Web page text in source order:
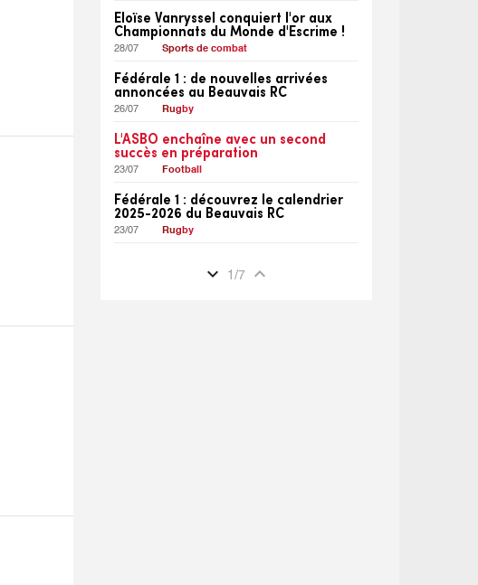
Eloïse Vanryssel conquiert l'or aux
Championnats du Monde d'Escrime !
28/07 Sports de combat
Fédérale 1 : de nouvelles arrivées
annoncées au Beauvais RC
26/07 Rugby
L'ASBO enchaîne avec un second
succès en préparation
23/07 Football
Fédérale 1 : découvrez le calendrier
2025-2026 du Beauvais RC
23/07 Rugby
expand_more 1 /7 expand_less